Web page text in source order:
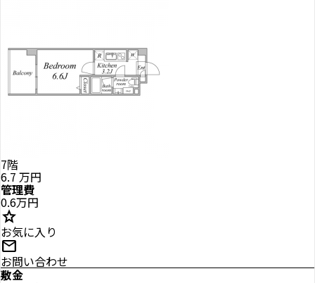
7階
6.7 万円
管理費
0.6万円
star
お気に入り
mail
お問い合わせ
敷金